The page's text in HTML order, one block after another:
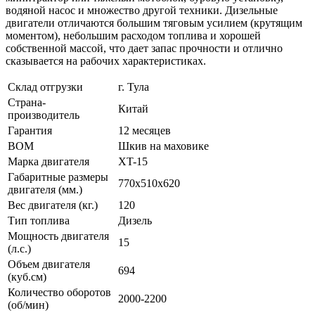
водяной насос и множество другой техники. Дизельные
двигатели отличаются большим тяговым усилием (крутящим
моментом), небольшим расходом топлива и хорошей
собственной массой, что дает запас прочности и отлично
сказывается на рабочих характеристиках.
Склад отгрузки
г. Тула
Страна-
производитель
Китай
Гарантия
12 месяцев
ВОМ
Шкив на маховике
Марка двигателя
XT-15
Габаритные размеры
двигателя (мм.)
770x510x620
Вес двигателя (кг.)
120
Тип топлива
Дизель
Мощность двигателя
(л.с.)
15
Объем двигателя
(куб.см)
694
Количество оборотов
(об/мин)
2000-2200